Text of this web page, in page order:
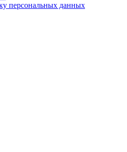
персональных данных